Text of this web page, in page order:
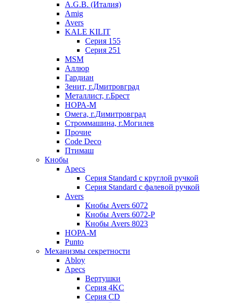
A.G.B. (Италия)
Amig
Avers
KALE KILIT
Серия 155
Серия 251
MSM
Аллюр
Гардиан
Зенит, г.Дмитровград
Металлист, г.Брест
НОРА-М
Омега, г.Димитровград
Строммашина, г.Могилев
Прочие
Code Deco
Птимаш
Кнобы
Apecs
Серия Standard с круглой ручкой
Серия Standard с фалевой ручкой
Avers
Кнобы Avers 6072
Кнобы Avers 6072-P
Кнобы Avers 8023
НОРА-М
Punto
Механизмы секретности
Abloy
Apecs
Вертушки
Серия 4KC
Серия CD